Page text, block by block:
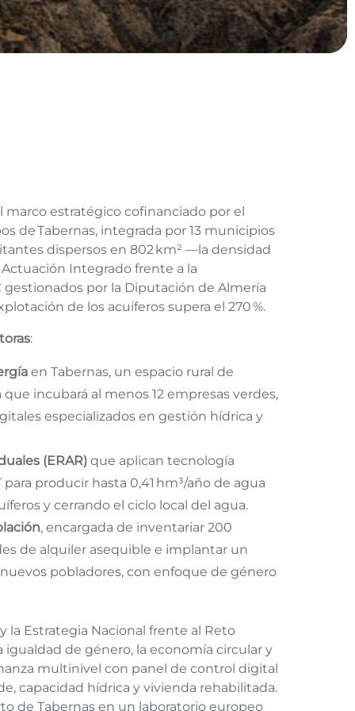
marco estratégico cofinanciado por el
de Tabernas, integrada por 13 municipios
dispersos en 802 km² —la densidad
Integrado frente a la
gestionados por la Diputación de Almería
de los acuíferos supera el 270 %.
:
en Tabernas, un espacio rural de
incubará al menos 12 empresas verdes,
especializados en gestión hídrica y
(ERAR) que aplican tecnología
producir hasta 0,41 hm³/año de agua
y cerrando el ciclo local del agua.
, encargada de inventariar 200
de alquiler asequible e implantar un
pobladores, con enfoque de género
la Estrategia Nacional frente al Reto
de género, la economía circular y
multinivel con panel de control digital
capacidad hídrica y vivienda rehabilitada.
de Tabernas en un laboratorio europeo